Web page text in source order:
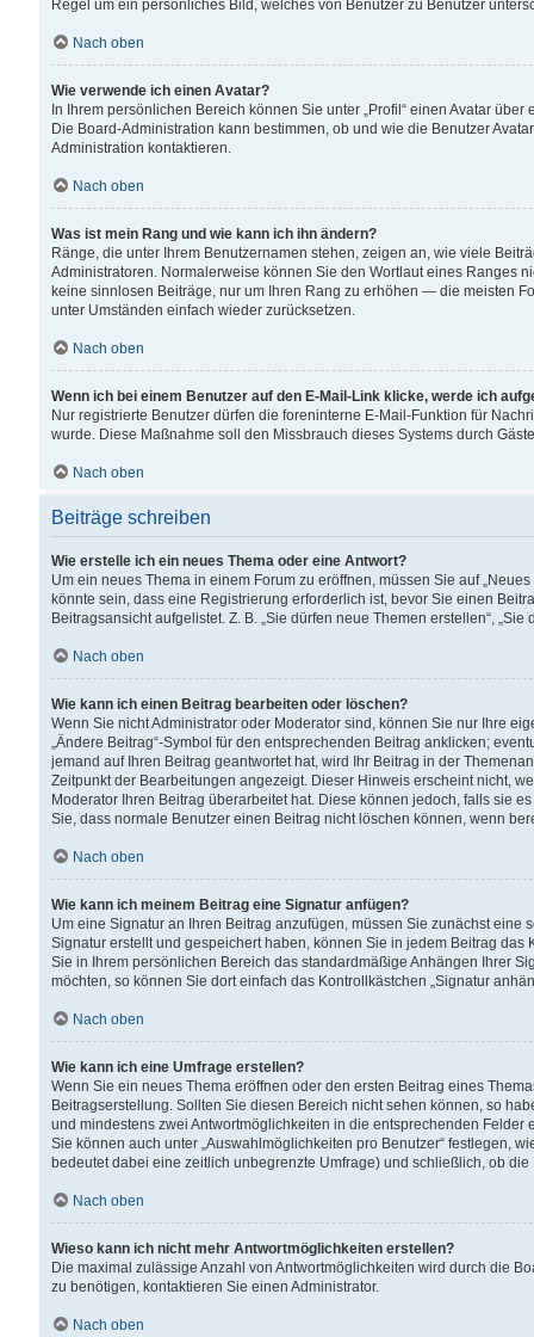
Regel um ein persönliches Bild, welches von Benutzer zu Benutzer
Nach oben
Wie verwende ich einen Avatar?
In Ihrem persönlichen Bereich können Sie unter „Profil“ einen Avatar
Die Board-Administration kann bestimmen, ob und wie die Benutzer
Administration kontaktieren.
Nach oben
Was ist mein Rang und wie kann ich ihn ändern?
Ränge, die unter Ihrem Benutzernamen stehen, zeigen an, wie viele
Administratoren. Normalerweise können Sie den Wortlaut eines Ranges
keine sinnlosen Beiträge, nur um Ihren Rang zu erhöhen — die meisten
unter Umständen einfach wieder zurücksetzen.
Nach oben
Wenn ich bei einem Benutzer auf den E-Mail-Link klicke, werde ich
Nur registrierte Benutzer dürfen die foreninterne E-Mail-Funktion für
wurde. Diese Maßnahme soll den Missbrauch dieses Systems durch
Nach oben
Beiträge schreiben
Wie erstelle ich ein neues Thema oder eine Antwort?
Um ein neues Thema in einem Forum zu eröffnen, müssen Sie auf
könnte sein, dass eine Registrierung erforderlich ist, bevor Sie einen
Beitragsansicht aufgelistet. Z. B. „Sie dürfen neue Themen erstellen“,
Nach oben
Wie kann ich einen Beitrag bearbeiten oder löschen?
Wenn Sie nicht Administrator oder Moderator sind, können Sie nur Ihre
„Ändere Beitrag“-Symbol für den entsprechenden Beitrag anklicken;
jemand auf Ihren Beitrag geantwortet hat, wird Ihr Beitrag in der
Zeitpunkt der Bearbeitungen angezeigt. Dieser Hinweis erscheint nicht,
Moderator Ihren Beitrag überarbeitet hat. Diese können jedoch, falls sie
Sie, dass normale Benutzer einen Beitrag nicht löschen können, wenn
Nach oben
Wie kann ich meinem Beitrag eine Signatur anfügen?
Um eine Signatur an Ihren Beitrag anzufügen, müssen Sie zunächst
Signatur erstellt und gespeichert haben, können Sie in jedem Beitrag
Sie in Ihrem persönlichen Bereich das standardmäßige Anhängen Ihrer
möchten, so können Sie dort einfach das Kontrollkästchen „Signatur
Nach oben
Wie kann ich eine Umfrage erstellen?
Wenn Sie ein neues Thema eröffnen oder den ersten Beitrag eines
Beitragserstellung. Sollten Sie diesen Bereich nicht sehen können, so
und mindestens zwei Antwortmöglichkeiten in die entsprechenden
Sie können auch unter „Auswahlmöglichkeiten pro Benutzer“ festlegen,
bedeutet dabei eine zeitlich unbegrenzte Umfrage) und schließlich, ob
Nach oben
Wieso kann ich nicht mehr Antwortmöglichkeiten erstellen?
Die maximal zulässige Anzahl von Antwortmöglichkeiten wird durch die
zu benötigen, kontaktieren Sie einen Administrator.
Nach oben